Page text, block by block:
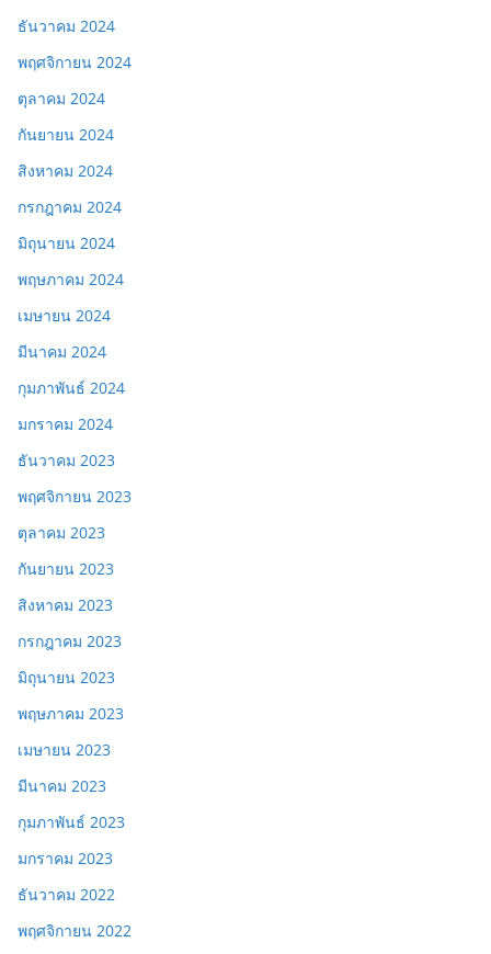
ธันวาคม 2024
พฤศจิกายน 2024
ตุลาคม 2024
กันยายน 2024
สิงหาคม 2024
กรกฎาคม 2024
มิถุนายน 2024
พฤษภาคม 2024
เมษายน 2024
มีนาคม 2024
กุมภาพันธ์ 2024
มกราคม 2024
ธันวาคม 2023
พฤศจิกายน 2023
ตุลาคม 2023
กันยายน 2023
สิงหาคม 2023
กรกฎาคม 2023
มิถุนายน 2023
พฤษภาคม 2023
เมษายน 2023
มีนาคม 2023
กุมภาพันธ์ 2023
มกราคม 2023
ธันวาคม 2022
พฤศจิกายน 2022